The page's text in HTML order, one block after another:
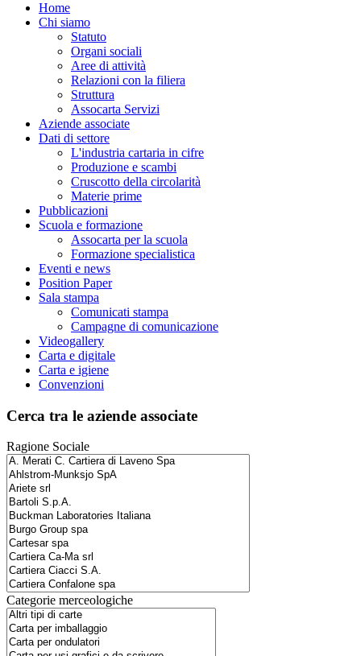
Home
Chi siamo
Statuto
Organi sociali
Aree di attività
Relazioni con la filiera
Struttura
Assocarta Servizi
Aziende associate
Dati di settore
L'industria cartaria in cifre
Produzione e scambi
Cruscotto della circolarità
Materie prime
Pubblicazioni
Scuola e formazione
Assocarta per la scuola
Formazione specialistica
Eventi e news
Position Paper
Sala stampa
Comunicati stampa
Campagne di comunicazione
Videogallery
Carta e digitale
Carta e igiene
Convenzioni
Cerca tra le aziende associate
Ragione Sociale
Categorie merceologiche